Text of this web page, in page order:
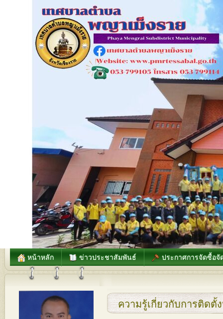
หน้าหลัก ข่าวประชาสัมพันธ์ ประกาศการจัดซื้อจั
ความรู้เกี่ยวกับการติดตั้